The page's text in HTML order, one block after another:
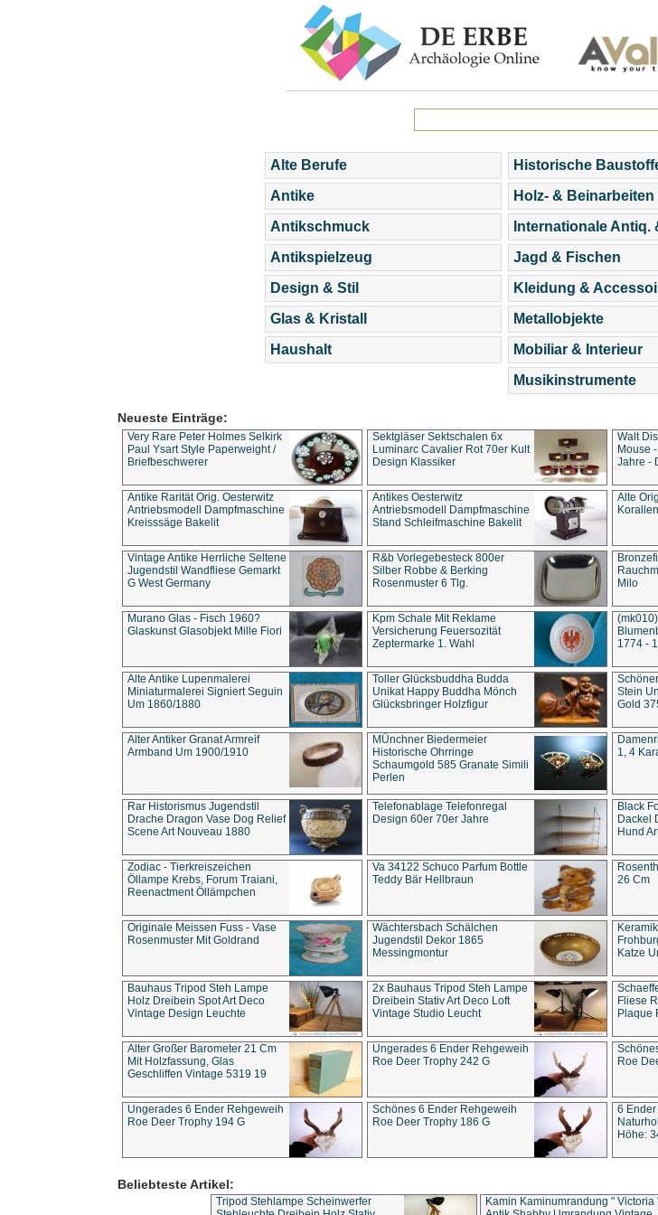
Alte Berufe
Antike
Antikschmuck
Antikspielzeug
Design & Stil
Glas & Kristall
Haushalt
Historische
Holz- & Beinarbeiten
Internationale Antiq.
Jagd & Fischen
Kleidung &
Metallobjekte
Mobiliar & Interieur
Musikinstrumente
Neueste Einträge:
Very Rare Peter Holmes Selkirk
Paul Ysart Style Paperweight /
Briefbeschwerer
Sektgläser Sektschalen 6x
Luminarc Cavalier Rot 70er Kult
Design Klassiker
Walt
Mouse
Jahre -
Antike Rarität Orig. Oesterwitz
Antriebsmodell Dampfmaschine
Kreisssäge Bakelit
Antikes Oesterwitz
Antriebsmodell Dampfmaschine
Stand Schleifmaschine Bakelit
Alte
Vintage Antike Herrliche Seltene
Jugendstil Wandfliese Gemarkt
G West Germany
R&b Vorlegebesteck 800er
Silber Robbe & Berking
Rosenmuster 6 Tlg.
Milo
Murano Glas - Fisch 1960?
Glaskunst Glasobjekt Mille Fiori
Kpm Schale Mit Reklame
Versicherung Feuersozität
Zeptermarke 1. Wahl
1774 -
Alte Antike Lupenmalerei
Miniaturmalerei Signiert Seguin
Um 1860/1880
Toller Glücksbuddha Budda
Unikat Happy Buddha Mönch
Glücksbringer Holzfigur
Stein
Gold
Alter Antiker Granat Armreif
Armband Um 1900/1910
MÜnchner Biedermeier
Historische Ohrringe
Schaumgold 585 Granate Simili
Perlen
1, 4
Rar Historismus Jugendstil
Drache Dragon Vase Dog Relief
Scene Art Nouveau 1880
Telefonablage Telefonregal
Design 60er 70er Jahre
Black
Dackel
Hund
Zodiac - Tierkreiszeichen
Öllampe Krebs, Forum Traiani,
Reenactment Öllämpchen
Va 34122 Schuco Parfum Bottle
Teddy Bär Hellbraun
26 Cm
Originale Meissen Fuss - Vase
Rosenmuster Mit Goldrand
Wächtersbach Schälchen
Jugendstil Dekor 1865
Messingmontur
Katze
Bauhaus Tripod Steh Lampe
Holz Dreibein Spot Art Deco
Vintage Design Leuchte
2x Bauhaus Tripod Steh Lampe
Dreibein Stativ Art Deco Loft
Vintage Studio Leucht
Fliese
Plaque
Alter Großer Barometer 21 Cm
Mit Holzfassung, Glas
Geschliffen Vintage 5319 19
Ungerades 6 Ender Rehgeweih
Roe Deer Trophy 242 G
Roe
Ungerades 6 Ender Rehgeweih
Roe Deer Trophy 194 G
Schönes 6 Ender Rehgeweih
Roe Deer Trophy 186 G
6
Höhe:
Beliebteste Artikel:
Tripod Stehlampe Scheinwerfer
Kamin Kaminumrandung " Victoria